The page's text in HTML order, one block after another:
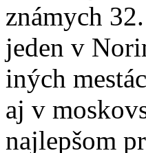
známych
jeden v
iných
aj v
najlepšom